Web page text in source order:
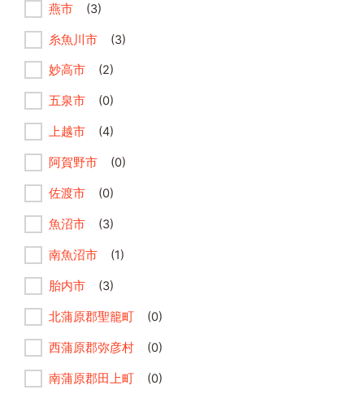
燕市 (3)
糸魚川市 (3)
妙高市 (2)
五泉市 (0)
上越市 (4)
阿賀野市 (0)
佐渡市 (0)
魚沼市 (3)
南魚沼市 (1)
胎内市 (3)
北蒲原郡聖籠町 (0)
西蒲原郡弥彦村 (0)
南蒲原郡田上町 (0)